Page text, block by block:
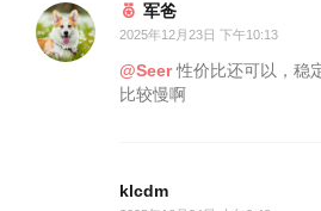
军爸
2025年12月23日 下午10:13
@Seer性价比还可以，稳
比较慢啊
klcdm